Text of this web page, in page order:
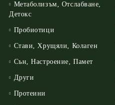
Метаболизъм, Отслабване,
Детокс
Пробиотици
Стави, Хрущяли, Колаген
Сън, Настроение, Памет
Други
Протеини